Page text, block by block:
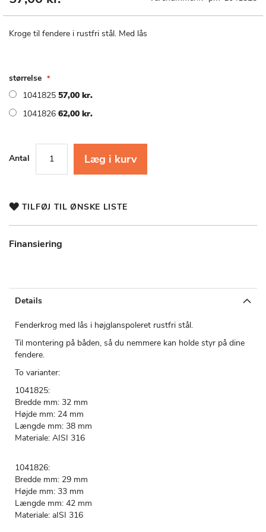
Kroge til fendere i rustfri stål. Med lås
størrelse
1041825 57,00 kr.
1041826 62,00 kr.
Antal Læg i kurv
TILFØJ TIL ØNSKE LISTE
Finansiering
af
Details
Fenderkrog med lås i højglanspoleret rustfri stål.
Til montering på båden, så du nemmere kan holde styr på dine
fendere.
To varianter:
1041825:
Bredde mm: 32 mm
Højde mm: 24 mm
Længde mm: 38 mm
Materiale: AISI 316
1041826:
Bredde mm: 29 mm
Højde mm: 33 mm
Længde mm: 42 mm
Materiale: aISI 316